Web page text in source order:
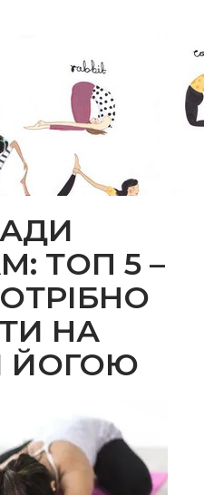
ТОП 5 –
НА
ЙОГОЮ